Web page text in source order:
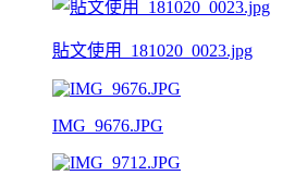
貼文使用_181020_0023.jpg
IMG_9676.JPG